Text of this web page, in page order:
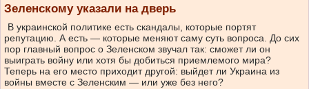
Зеленскому указали на дверь
В украинской политике есть скандалы, которые портят
репутацию. А есть — которые меняют саму суть вопроса. До сих
пор главный вопрос о Зеленском звучал так: сможет ли он
выиграть войну или хотя бы добиться приемлемого мира?
Теперь на его место приходит другой: выйдет ли Украина из
войны вместе с Зеленским — или уже без него?